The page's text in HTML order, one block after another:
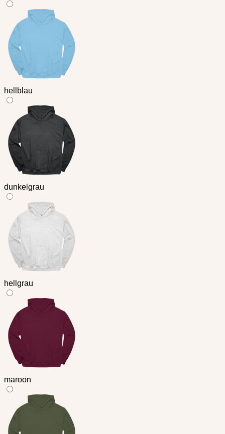
hellblau
dunkelgrau
hellgrau
maroon